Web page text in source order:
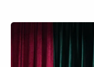
Infographic
Chuyên trang An ninh thế giới